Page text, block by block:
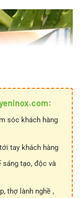
sóc khách hàng
tay khách hàng
sáng tạo, độc và
thợ lành nghề ,